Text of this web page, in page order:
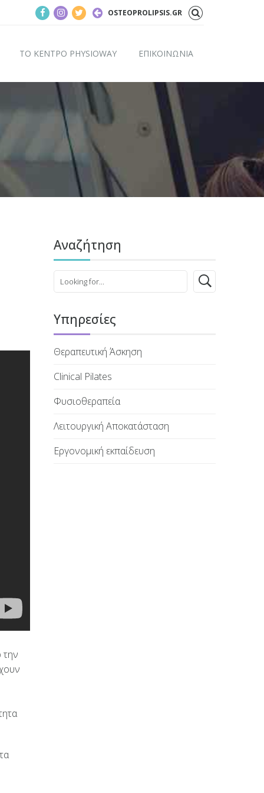
OSTEOPROLIPSIS.GR
ΤΟ ΚΕΝΤΡΟ PHYSIOWAY ΕΠΙΚΟΙΝΩΝΙΑ
την
Αναζήτηση
Υπηρεσίες
Θεραπευτική Άσκηση
Clinical Pilates
Φυσιoθεραπεία
Λειτουργική Αποκατάσταση
Εργονομική εκπαίδευση